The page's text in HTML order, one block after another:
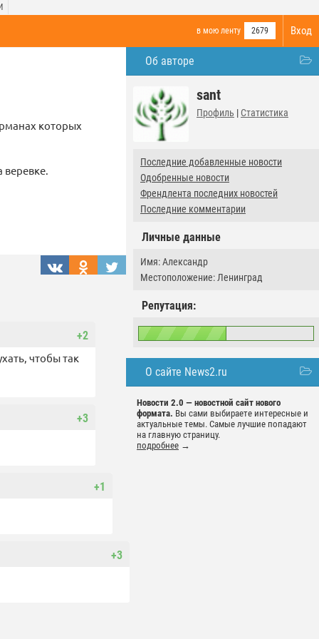
Вход
в мою ленту 2679
Об авторе
sant
Профиль | Статистика
Последние добавленные новости
Одобренные новости
Френдлента последних новостей
Последние комментарии
Личные данные
Имя: Александр
Местоположение: Ленинград
Репутация:
О сайте News2.ru
Новости 2.0 — новостной сайт нового
формата. Вы сами выбираете интересные и
актуальные темы. Самые лучшие попадают
на главную страницу.
подробнее →
которых
веревке.
+2
чтобы так
+3
+1
+3